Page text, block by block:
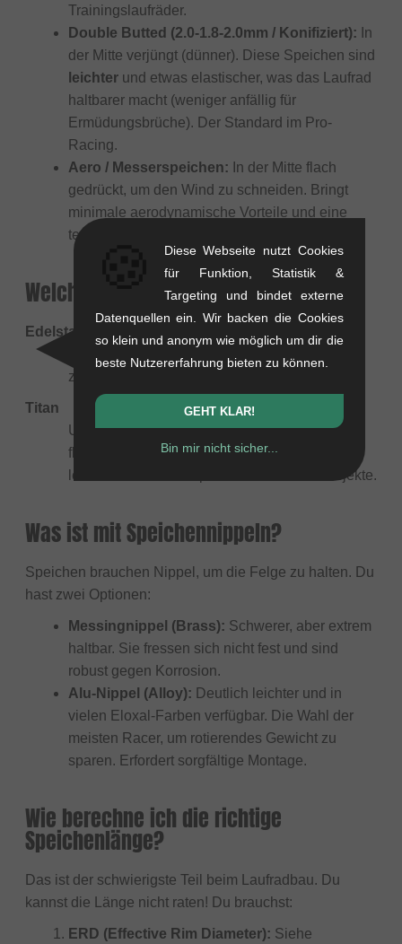
Trainingslaufräder.
Double Butted (2.0-1.8-2.0mm / Konifiziert): In
der Mitte verjüngt (dünner). Diese Speichen sind
leichter und etwas elastischer, was das Laufrad
haltbarer macht (weniger anfällig für
Ermüdungsbrüche). Der Standard im Pro-
Racing.
Aero / Messerspeichen: In der Mitte flach
gedrückt, um den Wind zu schneiden. Bringt
minimale aerodynamische Vorteile und eine
technische Optik.
Welches Material ist das beste?
Edelstahl (Stainless Steel)
zuverlässig (z.B. Sapim Leader/Race).
Titan
Ultra-leicht und teuer. Spart Gewicht, ist aber
flexibler ("weicher") als Stahl. Nur für sehr
leichte Fahrer oder spezielle Leichtbau-Projekte.
Was ist mit Speichennippeln?
Speichen brauchen Nippel, um die Felge zu halten. Du
hast zwei Optionen:
Messingnippel (Brass): Schwerer, aber extrem
haltbar. Sie fressen sich nicht fest und sind
robust gegen Korrosion.
Alu-Nippel (Alloy): Deutlich leichter und in
vielen Eloxal-Farben verfügbar. Die Wahl der
meisten Racer, um rotierendes Gewicht zu
sparen. Erfordert sorgfältige Montage.
Wie berechne ich die richtige
Speichenlänge?
Das ist der schwierigste Teil beim Laufradbau. Du
kannst die Länge nicht raten! Du brauchst:
ERD (Effective Rim Diameter): Siehe
Diese Webseite nutzt Cookies
für Funktion, Statistik &
Targeting und bindet externe
Datenquellen ein. Wir backen die Cookies
so klein und anonym wie möglich um dir die
beste Nutzererfahrung bieten zu können.
GEHT KLAR!
Bin mir nicht sicher...